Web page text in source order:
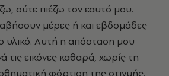
ούτε πιέζω τον εαυτό μου.
μέρες ή και εβδομάδες
υλικό. Αυτή η απόσταση μου
τις εικόνες καθαρά, χωρίς τη
φόρτιση της στιγμής.